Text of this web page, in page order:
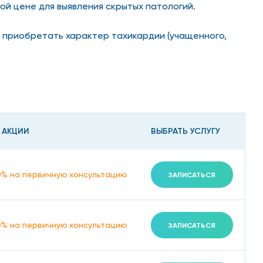
цене для выявления скрытых патологий.
характер тахикардии (учащенного,
остановку сердца), так и быть
рекомендуем обратиться в сеть клиник
нарушает проводимость;
ВЫБРАТЬ УСЛУГУ
на первичную консультацию ЗАПИСАТЬСЯ
на первичную консультацию ЗАПИСАТЬСЯ